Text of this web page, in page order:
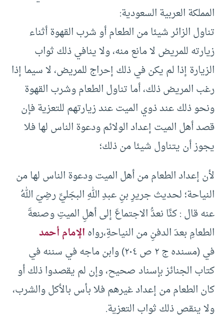
المملكة العربية السعودية:
تناول الزائر شيئا من الطعام أو شرب القهوة أثناء
زيارته للمريض لا مانع منه، ولا ينافي ذلك ثواب
الزيارة إذا لم يكن في ذلك إحراج للمريض، لا سيما إذا
رغب المريض ذلك، أما تناول الطعام وشرب القهوة
ونحو ذلك عند ذوي الميت عند زيارتهم للتعزية فإن
قصد أهل الميت إعداد الولائم ودعوة الناس لها فلا
يجوز أن يتناول شيئا من ذلك؛
لأن إعداد الطعام من أهل الميت ودعوة الناس لها من
النياحة؛ لحديث جريرِ بنِ عبدِ اللهِ البجَليِّ رضِيَ اللهُ
عنه قال : كنَّا نعدُّ الاجتماعَ إلى أهلِ الميتِ وصنعةَ
الطعامِ بعدَ الدفنِ من النياحةِ،رواهالإمام أحمد
في (مسنده ج ٢ ص ٢٠٤) وابن ماجه في سننه في
كتاب الجنائز بإسناد صحيح، وإن لم يقصدوا ذلك أو
كان الطعام من إعداد غيرهم فلا بأس بالأكل والشرب،
ولا ينقص ذلك ثواب التعزية.